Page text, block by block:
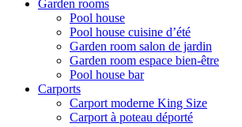
Garden rooms
Pool house
Pool house cuisine d’été
Garden room salon de jardin
Garden room espace bien-être
Pool house bar
Carports
Carport moderne King Size
Carport à poteau déporté